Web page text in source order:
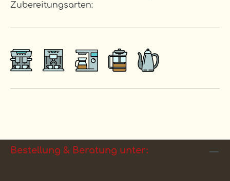
Zubereitungsarten:
Bestellung & Beratung unter: